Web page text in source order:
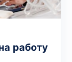
работу